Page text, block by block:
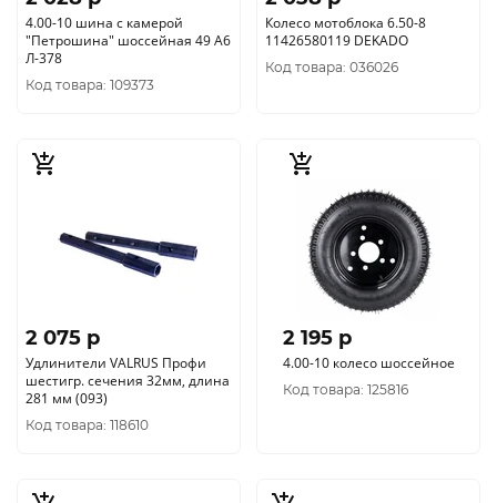
4.00-10 шина с камерой
"Петрошина" шоссейная 49 А6
Л-378
Код товара: 109373
Колесо мотоблока 6.50-8
11426580119 DEKADO
Код товара: 036026
2 075 p
Удлинители VALRUS Профи
шестигр. сечения 32мм, длина
281 мм (093)
Код товара: 118610
2 195 p
4.00-10 колесо шоссейное
Код товара: 125816